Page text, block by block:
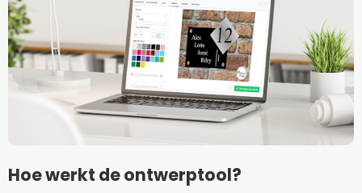
Hoe werkt de ontwerptool?